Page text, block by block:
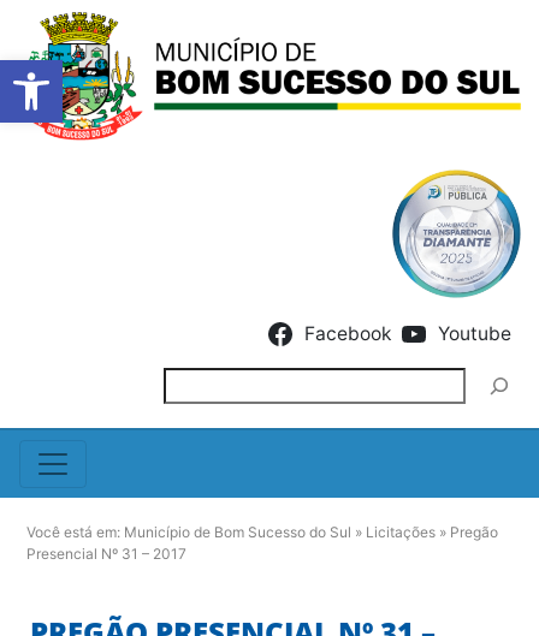
Barra de Ferramentas
Facebook Youtube
Você está em: Município de Bom Sucesso do Sul » Licitações » Pregão
Presencial Nº 31 – 2017